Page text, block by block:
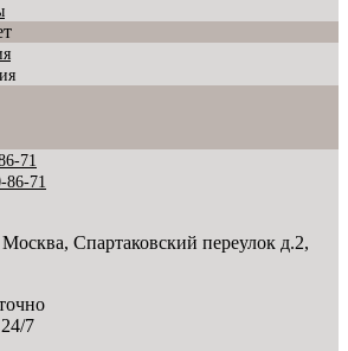
71
86-71
Москва, Спартаковский переулок д.2,
7